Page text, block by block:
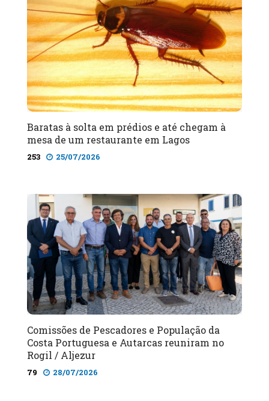
Baratas à solta em prédios e até chegam à
mesa de um restaurante em Lagos
253 25/07/2026
Comissões de Pescadores e População da
Costa Portuguesa e Autarcas reuniram no
Rogil / Aljezur
79 28/07/2026